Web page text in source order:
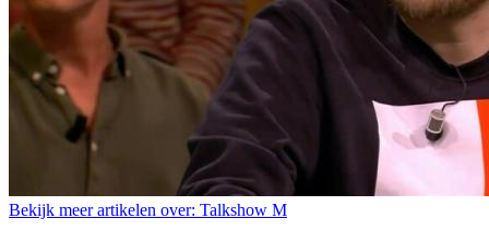
Bekijk meer artikelen over: Talkshow M